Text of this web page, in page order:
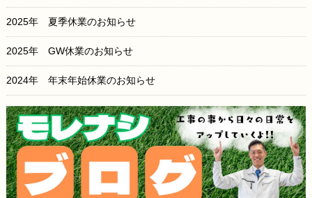
2025年 夏季休業のお知らせ
2025年 GW休業のお知らせ
2024年 年末年始休業のお知らせ